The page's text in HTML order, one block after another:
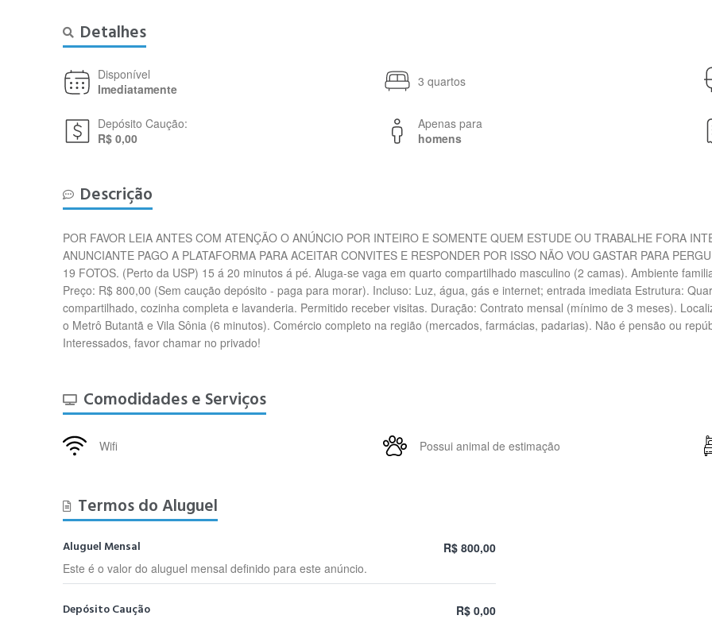
Detalhes
Disponível
Imediatamente
3 quartos
Depósito Caução:
R$ 0,00
Apenas para
homens
Descrição
POR FAVOR LEIA ANTES COM ATENÇÃO O ANÚNCIO POR INTEIRO E SOMENTE QUEM ESTUDE OU TRABALHE FORA
ANUNCIANTE PAGO A PLATAFORMA PARA ACEITAR CONVITES E RESPONDER POR ISSO NÃO VOU GASTAR PARA
19 FOTOS. (Perto da USP) 15 á 20 minutos á pé. Aluga-se vaga em quarto compartilhado masculino (2 camas). Ambiente
Preço: R$ 800,00 (Sem caução depósito - paga para morar). Incluso: Luz, água, gás e internet; entrada imediata Estrutura:
compartilhado, cozinha completa e lavanderia. Permitido receber visitas. Duração: Contrato mensal (mínimo de 3 meses).
o Metrô Butantã e Vila Sônia (6 minutos). Comércio completo na região (mercados, farmácias, padarias). Não é pensão ou
Interessados, favor chamar no privado!
Comodidades e Serviços
Wifi Possui animal de estimação
Termos do Aluguel
Aluguel Mensal
Este é o valor do aluguel mensal definido para este anúncio.
R$ 800,00
Depósito Caução
R$ 0,00